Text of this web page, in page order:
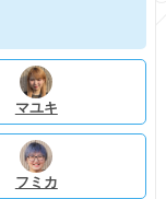
マユキ
フミカ